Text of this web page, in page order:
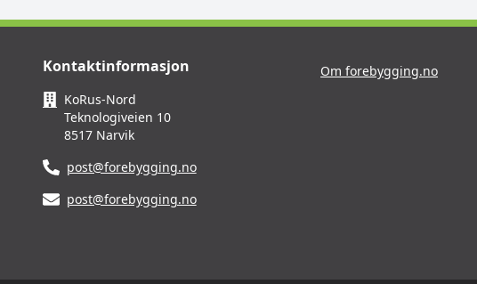
Kontaktinformasjon
KoRus-Nord
Teknologiveien 10
8517 Narvik
post@forebygging.no
post@forebygging.no
Om forebygging.no